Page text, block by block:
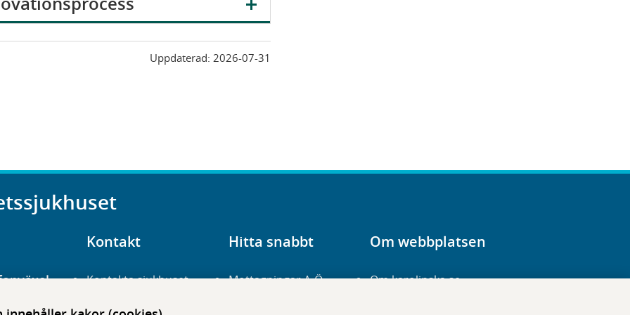
Uppdaterad:2026-07-31
Kontakt
Kontakta sjukhuset
Hitta hit
Hitta snabbt
Mottagningar A-Ö
Om webbplatsen
Om karolinska.se